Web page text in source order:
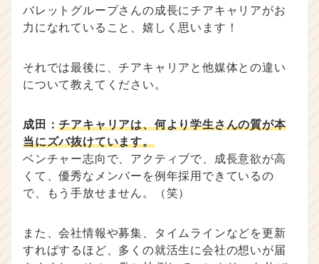
バレットグループさんの成長にチアキャリアがお
力になれていること、嬉しく思います！
それでは最後に、チアキャリアと他媒体との違い
について教えてください。
成田：チアキャリアは、何より学生さんの質が本
当にズバ抜けています。
ベンチャー志向で、アクティブで、成長意欲が高
くて、優秀なメンバーを例年採用できているの
で、もう手放せません。（笑）
また、会社情報や募集、タイムラインなどを更新
すればするほど、多くの就活生に会社の想いが届